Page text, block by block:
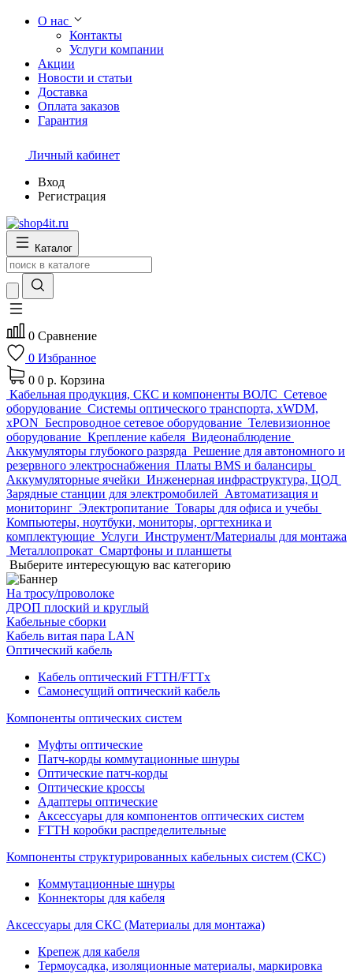
О нас
Контакты
Услуги компании
Акции
Новости и статьи
Доставка
Оплата заказов
Гарантия
Личный кабинет
Вход
Регистрация
Каталог
0 Сравнение
0 Избранное
0 0 р. Корзина
Кабельная продукция, СКС и компоненты ВОЛС Сетевое
оборудование Системы оптического транспорта, xWDM,
xPON Беспроводное сетевое оборудование Телевизионное
оборудование Крепление кабеля Видеонаблюдение
Аккумуляторы глубокого разряда Решение для автономного и
резервного электроснабжения Платы BMS и балансиры
Аккумуляторные ячейки Инженерная инфраструктура, ЦОД
Зарядные станции для электромобилей Автоматизация и
мониторинг Электропитание Товары для офиса и учебы
Компьютеры, ноутбуки, мониторы, оргтехника и
комплектующие Услуги Инструмент/Материалы для монтажа
Металлопрокат Смартфоны и планшеты
Выберите интересующую вас категорию
На тросу/проволоке
ДРОП плоский и круглый
Кабельные сборки
Кабель витая пара LAN
Оптический кабель
Кабель оптический FTTH/FTTx
Самонесущий оптический кабель
Компоненты оптических систем
Муфты оптические
Патч-корды коммутационные шнуры
Оптические патч-корды
Оптические кроссы
Адаптеры оптические
Аксессуары для компонентов оптических систем
FTTH коробки распределительные
Компоненты структурированных кабельных систем (СКС)
Коммутационные шнуры
Коннекторы для кабеля
Аксессуары для СКС (Материалы для монтажа)
Крепеж для кабеля
Термоусадка, изоляционные материалы, маркировка